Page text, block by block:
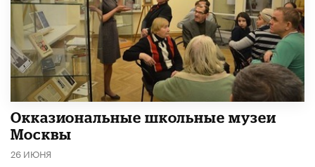
​Окказиональные школьные музеи
Москвы
26 ИЮНЯ